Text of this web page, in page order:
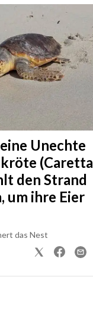
Unechte
(Caretta
den Strand
um ihre Eier
das Nest